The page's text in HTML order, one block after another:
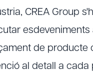
CREA Group
de producte
al detall a